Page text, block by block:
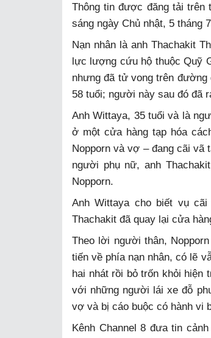
Thông tin được đăng tải trên
sáng ngày Chủ nhật, 5 tháng
Nạn nhân là anh Thachakit
lực lượng cứu hộ thuộc Quỹ
nhưng đã tử vong trên đường
58 tuổi; người này sau đó đã
Anh Wittaya, 35 tuổi và là
ở một cửa hàng tạp hóa
Nopporn và vợ – đang cãi vã
người phụ nữ, anh
Nopporn.
Anh Wittaya cho biết vụ
Thachakit đã quay lại cửa
Theo lời người thân,
tiến về phía nạn nhân, có lẽ
hai nhát rồi bỏ trốn khỏi hiện
với những người lái xe đỗ
vợ và bị cáo buộc có hành vi
Kênh Channel 8 đưa tin